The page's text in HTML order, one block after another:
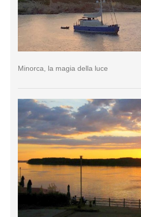
Minorca, la magia della luce